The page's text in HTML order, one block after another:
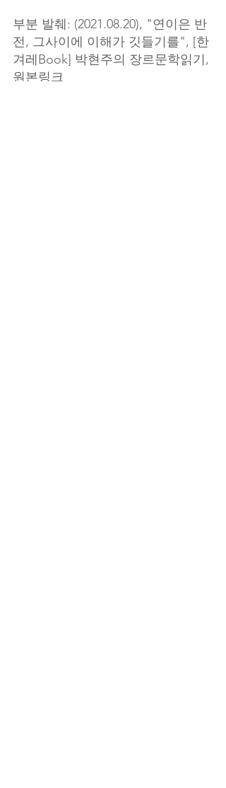
부분 발췌: (2021.08.20), "연이은 반
전, 그사이에 이해가 깃들기를", [한
겨레Book] 박현주의 장르문학읽기,
원본링크